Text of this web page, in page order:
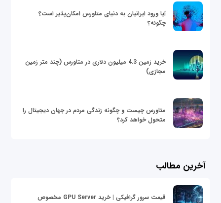
آیا ورود ایرانیان به دنیای متاورس امکان‌پذیر است؟
چگونه؟
خرید زمین 4.3 میلیون دلاری در متاورس (چند متر زمین
مجازی)
متاورس چیست و چگونه زندگی مردم در جهان دیجیتال را
متحول خواهد کرد؟
آخرین مطالب
قیمت سرور گرافیکی | خرید GPU Server مخصوص